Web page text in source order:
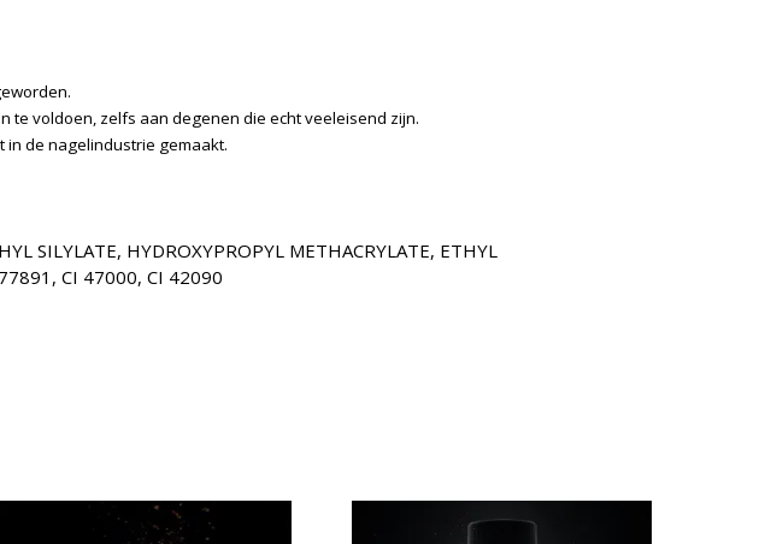
voldoen, zelfs aan degenen die echt veeleisend zijn.
de nagelindustrie gemaakt.
SILYLATE, HYDROXYPROPYL METHACRYLATE, ETHYL
CI 47000, CI 42090